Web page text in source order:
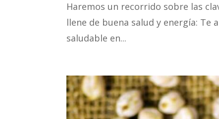
Haremos un recorrido sobre las
llene de buena salud y energía: Te
saludable en...